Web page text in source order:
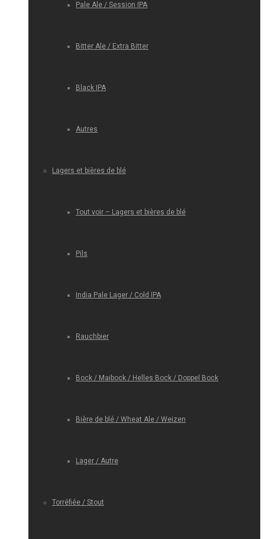
Pale Ale / Session IPA
Bitter Ale / Extra Bitter
Black IPA
Autres
Lagers et bières de blé
Tout voir – Lagers et bières de blé
Pils
India Pale Lager / Cold IPA
Rauchbier
Bock / Maibock / Helles Bock / Doppel Bock
Bière de blé / Wheat Ale / Weizen
Lager / Autre
Torréfiée / Stout